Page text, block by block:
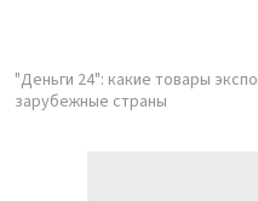
"Деньги 24": какие товары
зарубежные страны